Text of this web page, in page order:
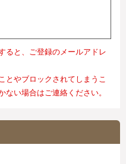
と、ご登録のメールアドレ
とやブロックされてしまうこ
ない場合はご連絡ください。